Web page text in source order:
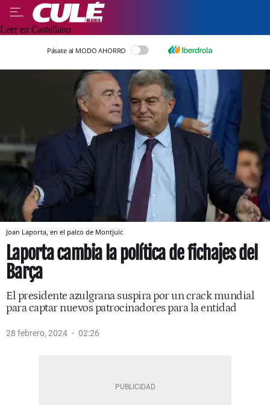
Leer en Castellano
Pásate al MODO AHORRO
Joan Laporta, en el palco de Montjuïc
Laporta cambia la política de fichajes del
Barça
El presidente azulgrana suspira por un crack mundial
para captar nuevos patrocinadores para la entidad
28 febrero, 2024 02:26